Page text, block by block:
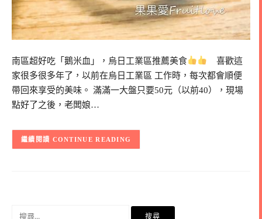
南區超好吃「鵝米血」，烏日工業區推薦美食
喜歡這
家很多很多年了，以前在烏日工業區 工作時，每次都會順便
帶回來享受的美味。 滿滿一大盤只要50元（以前40），現場
點好了之後，老闆娘…
CONTINUE READING